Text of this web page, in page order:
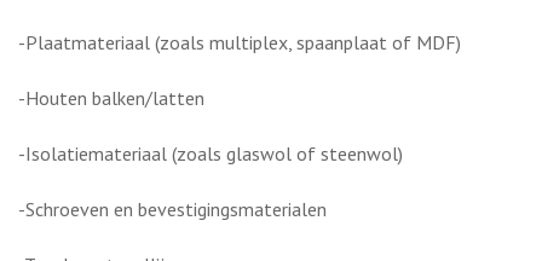
-Plaatmateriaal (zoals multiplex, spaanplaat of MDF)
-Houten balken/latten
-Isolatiemateriaal (zoals glaswol of steenwol)
-Schroeven en bevestigingsmaterialen